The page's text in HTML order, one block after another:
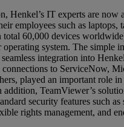
Henkel’s IT experts are now
employees such as laptops,
total 60,000 devices
operating system. The simple
integration into
connections to ServiceNow,
played an important role
addition, TeamViewer’s
security features such as
rights management, and